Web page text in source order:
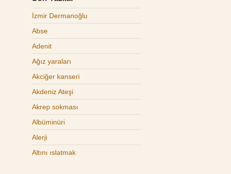
İzmir Dermanoğlu
Abse
Adenit
Ağız yaraları
Akciğer kanseri
Akdeniz Ateşi
Akrep sokması
Albüminüri
Alerji
Altını ıslatmak